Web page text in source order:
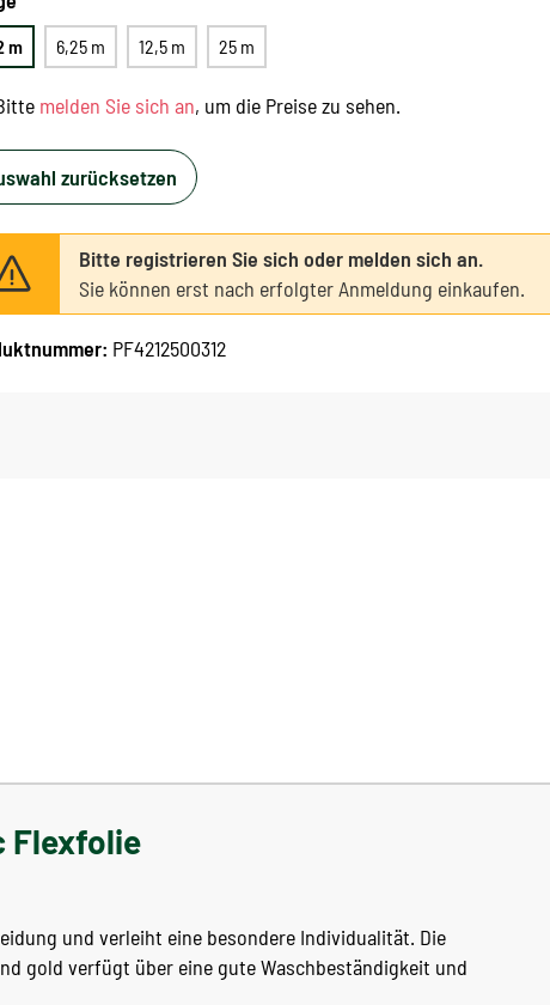
melden Sie sich an, um die Preise zu sehen.
m 6,25 m 12,5 m 25 m
zurücksetzen
Bitte registrieren Sie sich oder melden sich an.
Sie können erst nach erfolgter Anmeldung einkaufen.
PF4212500312
Flexfolie
und verleiht eine besondere Individualität. Die
gold verfügt über eine gute Waschbeständigkeit und